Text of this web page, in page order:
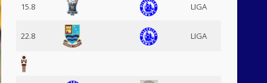
15.8 LIGA
22.8 LIGA